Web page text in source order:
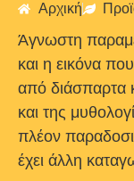
Αρχική
Άγνωστη
και η εικόνα
από διάσπαρτα
και της
πλέον
έχει άλλη